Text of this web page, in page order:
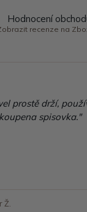
Hodnocení
recenze na
prostě drží,
spisovka."